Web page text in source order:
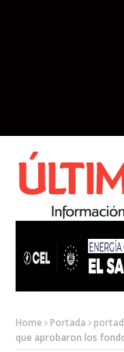
Home Portada
que aprobaron los